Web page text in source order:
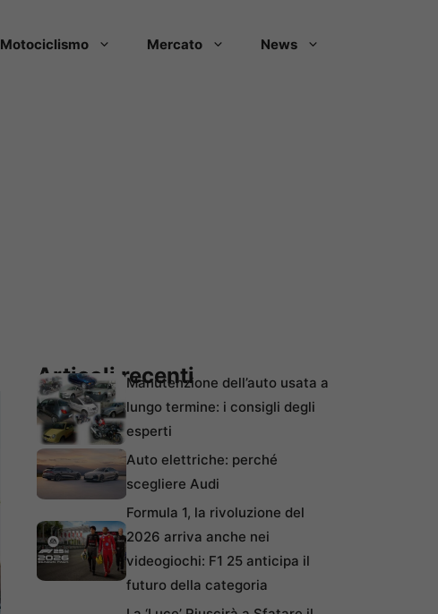
Motociclismo Mercato News
Articoli recentiManutenzione dell’auto usata a
lungo termine: i consigli degli
esperti
Auto elettriche: perché
scegliere Audi
Formula 1, la rivoluzione del
2026 arriva anche nei
videogiochi: F1 25 anticipa il
futuro della categoria